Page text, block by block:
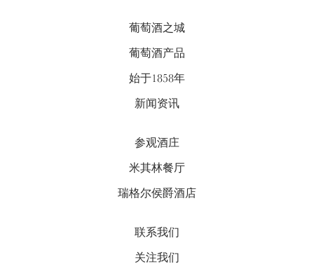
葡萄酒之城
葡萄酒产品
始于1858年
新闻资讯
参观酒庄
米其林餐厅
瑞格尔侯爵酒店
联系我们
关注我们